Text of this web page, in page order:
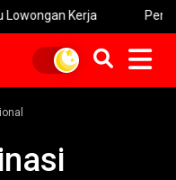
Kerja Penipuan